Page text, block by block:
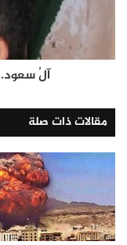
آلُ
مقالات ذات صلة